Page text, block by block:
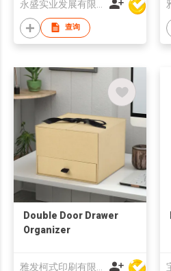
查询
Double Door Drawer
Organizer